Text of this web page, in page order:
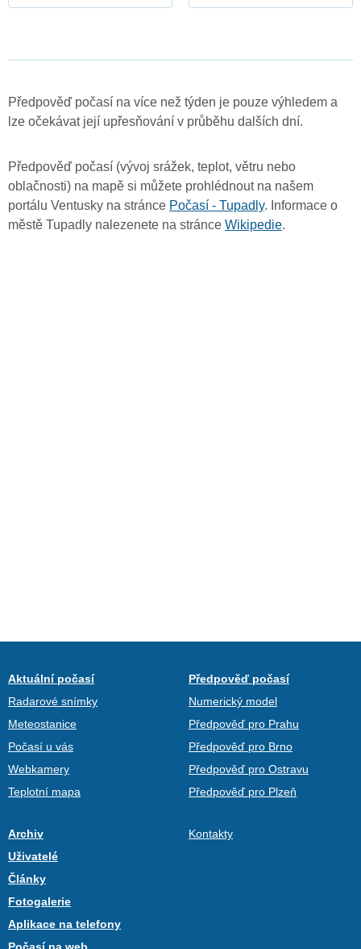
Předpověď počasí na více než týden je pouze výhledem a
lze očekávat její upřesňování v průběhu dalších dní.
Předpověď počasí (vývoj srážek, teplot, větru nebo
oblačnosti) na mapě si můžete prohlédnout na našem
portálu Ventusky na stránce Počasí - Tupadly. Informace o
městě Tupadly nalezenete na stránce Wikipedie.
Aktuální počasí
Radarové snímky
Meteostanice
Počasí u vás
Webkamery
Teplotní mapa
Předpověď počasí
Numerický model
Předpověď pro Prahu
Předpověď pro Brno
Předpověď pro Ostravu
Předpověď pro Plzeň
Archiv
Uživatelé
Články
Fotogalerie
Aplikace na telefony
Kontakty